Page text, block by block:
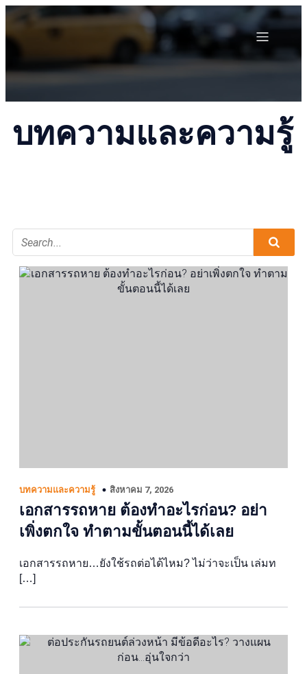
บทความและความรู้
บทความและความรู้ สิงหาคม 7, 2026
เอกสารรถหาย ต้องทำอะไรก่อน? อย่า
เพิ่งตกใจ ทำตามขั้นตอนนี้ได้เลย
เอกสารรถหาย…ยังใช้รถต่อได้ไหม? ไม่ว่าจะเป็น เล่มท
[…]